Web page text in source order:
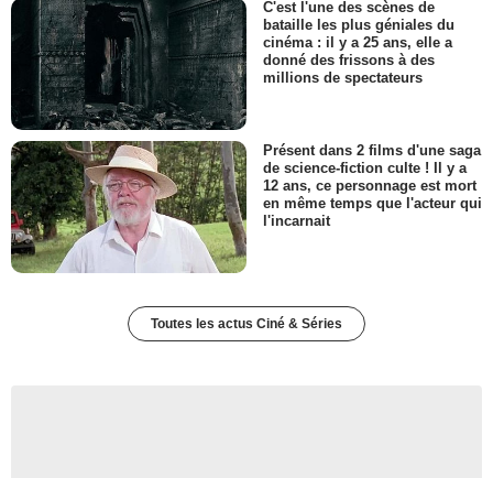
C'est l'une des scènes de
bataille les plus géniales du
cinéma : il y a 25 ans, elle a
donné des frissons à des
millions de spectateurs
Présent dans 2 films d'une saga
de science-fiction culte ! Il y a
12 ans, ce personnage est mort
en même temps que l'acteur qui
l'incarnait
Toutes les actus Ciné & Séries